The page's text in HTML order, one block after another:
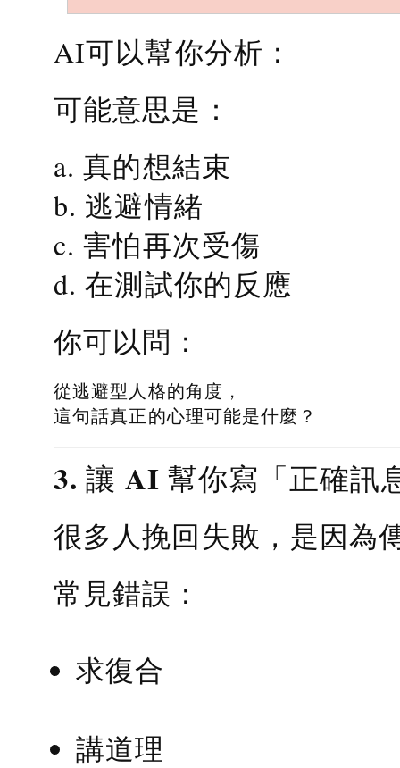
AI可以幫你分析：
可能意思是：
a. 真的想結束
b. 逃避情緒
c. 害怕再次受傷
d. 在測試你的反應
你可以問：
從逃避型人格的角度，
這句話真正的心理可能是什麼？
3. 讓 AI 幫你寫「正確訊
很多人挽回失敗，是因為
常見錯誤：
求復合
講道理